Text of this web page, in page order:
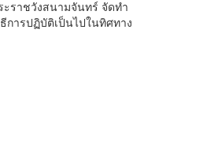
ราชวังสนามจันทร์ จัดทำ
ารปฏิบัติเป็นไปในทิศทาง